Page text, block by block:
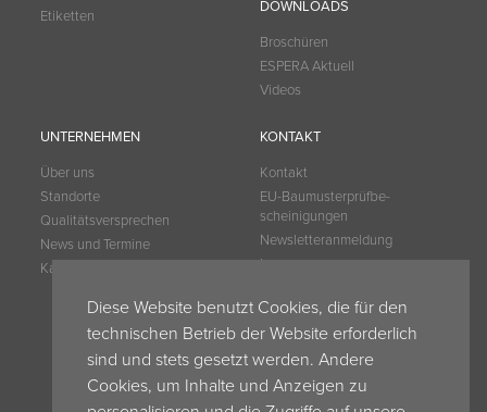
Diese Website benutzt Cookies, die für den
technischen Betrieb der Website erforderlich
sind und stets gesetzt werden. Andere
Cookies, um Inhalte und Anzeigen zu
Etiketten
DOWNLOADS
Broschüren
ESPERA Aktuell
Videos
UNTERNEHMEN
Über uns
Standorte
Qualitätsversprechen
News und Termine
Karriere
KONTAKT
Kontakt
EU-Baumuster­prüfbe­
scheinigungen
Newsletteranmeldung
Impressum
My Espera
Espera Blog
AVB
AVB ESPERA Schweiz
AEB